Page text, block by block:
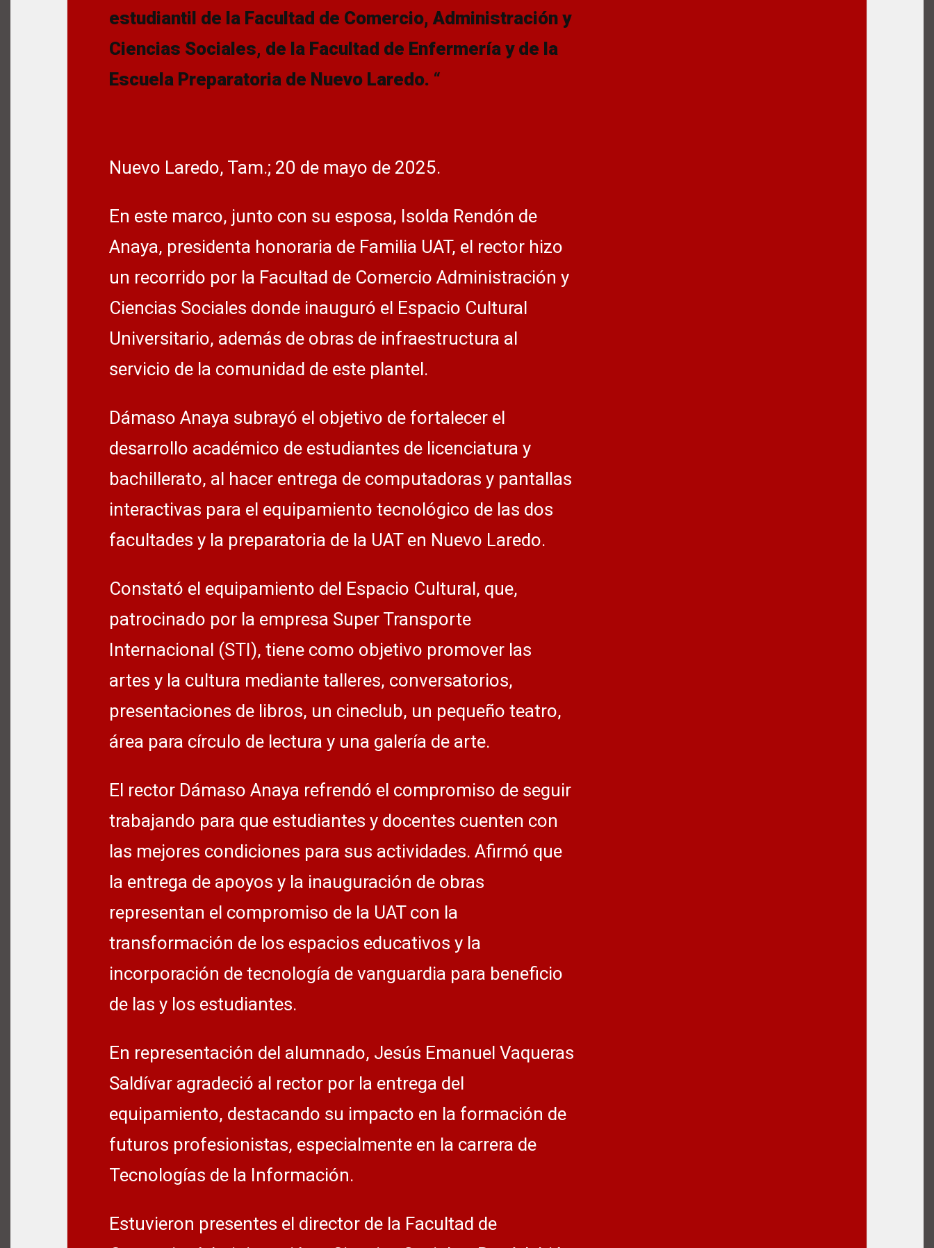
estudiantil de la Facultad de Comercio, Administración y
Ciencias Sociales, de la Facultad de Enfermería y de la
Escuela Preparatoria de Nuevo Laredo. “
Nuevo Laredo, Tam.; 20 de mayo de 2025.
En este marco, junto con su esposa, Isolda Rendón de
Anaya, presidenta honoraria de Familia UAT, el rector hizo
un recorrido por la Facultad de Comercio Administración y
Ciencias Sociales donde inauguró el Espacio Cultural
Universitario, además de obras de infraestructura al
servicio de la comunidad de este plantel.
Dámaso Anaya subrayó el objetivo de fortalecer el
desarrollo académico de estudiantes de licenciatura y
bachillerato, al hacer entrega de computadoras y pantallas
interactivas para el equipamiento tecnológico de las dos
facultades y la preparatoria de la UAT en Nuevo Laredo.
Constató el equipamiento del Espacio Cultural, que,
patrocinado por la empresa Super Transporte
Internacional (STI), tiene como objetivo promover las
artes y la cultura mediante talleres, conversatorios,
presentaciones de libros, un cineclub, un pequeño teatro,
área para círculo de lectura y una galería de arte.
El rector Dámaso Anaya refrendó el compromiso de seguir
trabajando para que estudiantes y docentes cuenten con
las mejores condiciones para sus actividades. Afirmó que
la entrega de apoyos y la inauguración de obras
representan el compromiso de la UAT con la
transformación de los espacios educativos y la
incorporación de tecnología de vanguardia para beneficio
de las y los estudiantes.
En representación del alumnado, Jesús Emanuel Vaqueras
Saldívar agradeció al rector por la entrega del
equipamiento, destacando su impacto en la formación de
futuros profesionistas, especialmente en la carrera de
Tecnologías de la Información.
Estuvieron presentes el director de la Facultad de